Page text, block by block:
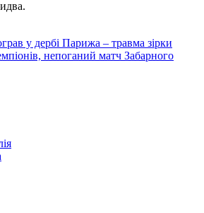
у дербі Парижа – травма зірки
непоганий матч Забарного